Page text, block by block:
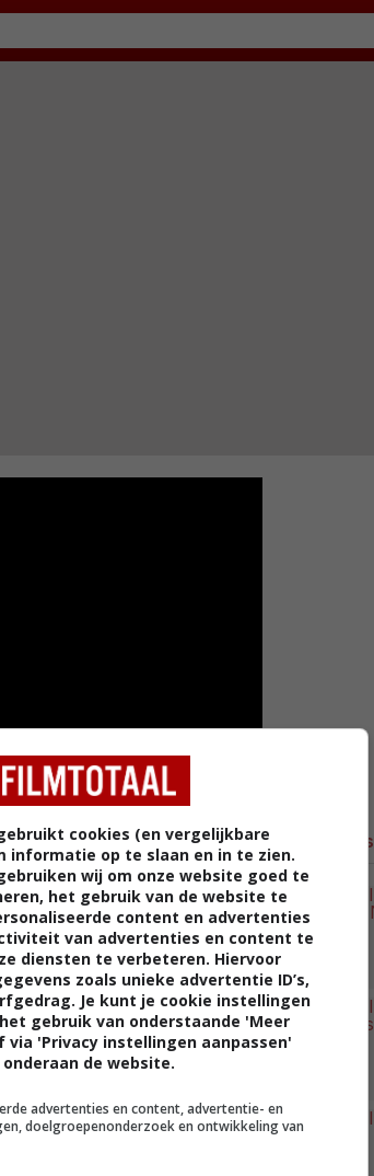
kunnen ontvlammen. Met
Meer trailers
cookies (en vergelijkbare
informatie op te slaan en in te zien.
wij om onze website goed te
het gebruik van de website te
content en advertenties
van advertenties en content te
diensten te verbeteren. Hiervoor
zoals unieke advertentie ID’s,
Je kunt je cookie instellingen
gebruik van onderstaande 'Meer
via 'Privacy instellingen aanpassen'
onderaan de website.
advertenties en content, advertentie- en
doelgroepenonderzoek en ontwikkeling van